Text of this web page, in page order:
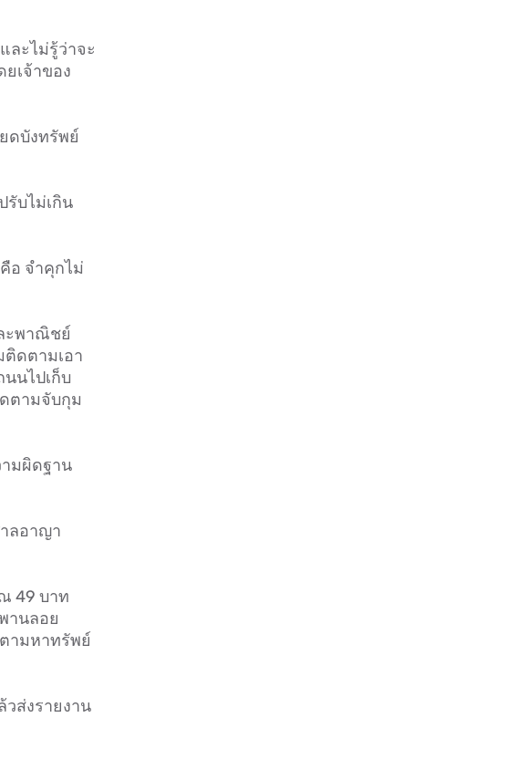
ละไม่รู้ว่าจะ
เจ้าของ
ดบังทรัพย์
รับไม่เกิน
อ จำคุกไม่
ะพาณิชย์
ติดตามเอา
นไปเก็บ
ตามจับกุม
มผิดฐาน
ลอาญา
49 บาท
านลอย
ามหาทรัพย์
ส่งรายงาน